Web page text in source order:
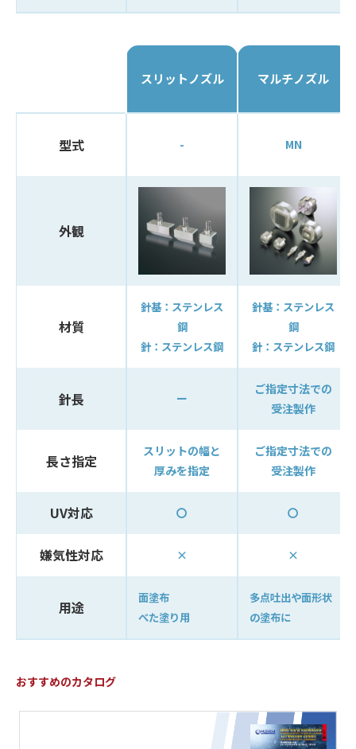
スリットノズル マルチノズル
型式 - MN
外観
材質
針基：ステンレス
鋼
針：ステンレス鋼
針基：ステンレス
鋼
針：ステンレス鋼
針長 ー
ご指定寸法での
受注製作
長さ指定
スリットの幅と
厚みを指定
ご指定寸法での
受注製作
UV対応 〇 〇
嫌気性対応 × ×
用途
面塗布
べた塗り用
多点吐出や面形状
の塗布に
おすすめのカタログ